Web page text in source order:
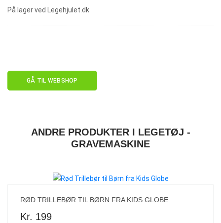
På lager ved Legehjulet.dk
GÅ TIL WEBSHOP
ANDRE PRODUKTER I LEGETØJ -
GRAVEMASKINE
RØD TRILLEBØR TIL BØRN FRA KIDS GLOBE
Kr. 199